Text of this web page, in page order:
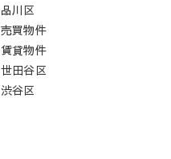
品川区
売買物件
賃貸物件
世田谷区
渋谷区